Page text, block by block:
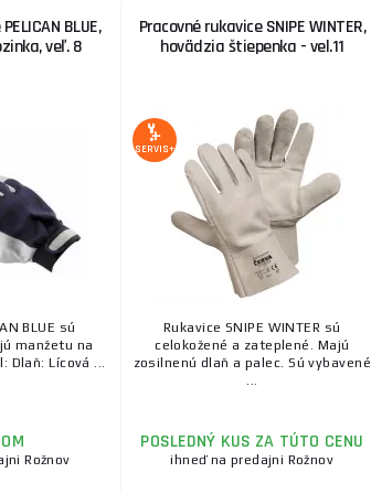
BLUE,
veľ. 8
BLUE sú
manžetu na
Dlaň: Lícová ...
Rožnov
Pracovné rukavice SNIPE WINTER,
hovädzia štiepenka - vel.11
SERVIS+
Rukavice SNIPE WINTER sú
celokožené a zateplené. Majú
zosilnenú dlaň a palec. Sú vybavené
...
POSLEDNÝ KUS ZA TÚTO CENU
ihneď na predajni Rožnov